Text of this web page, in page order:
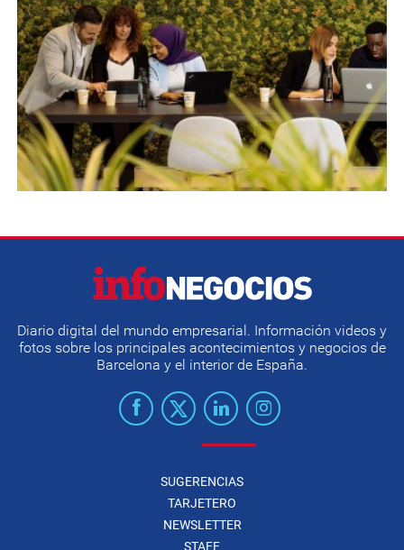
Diario digital del mundo empresarial. Información videos y
fotos sobre los principales acontecimientos y negocios de
Barcelona y el interior de España.
SUGERENCIAS
TARJETERO
NEWSLETTER
STAFF